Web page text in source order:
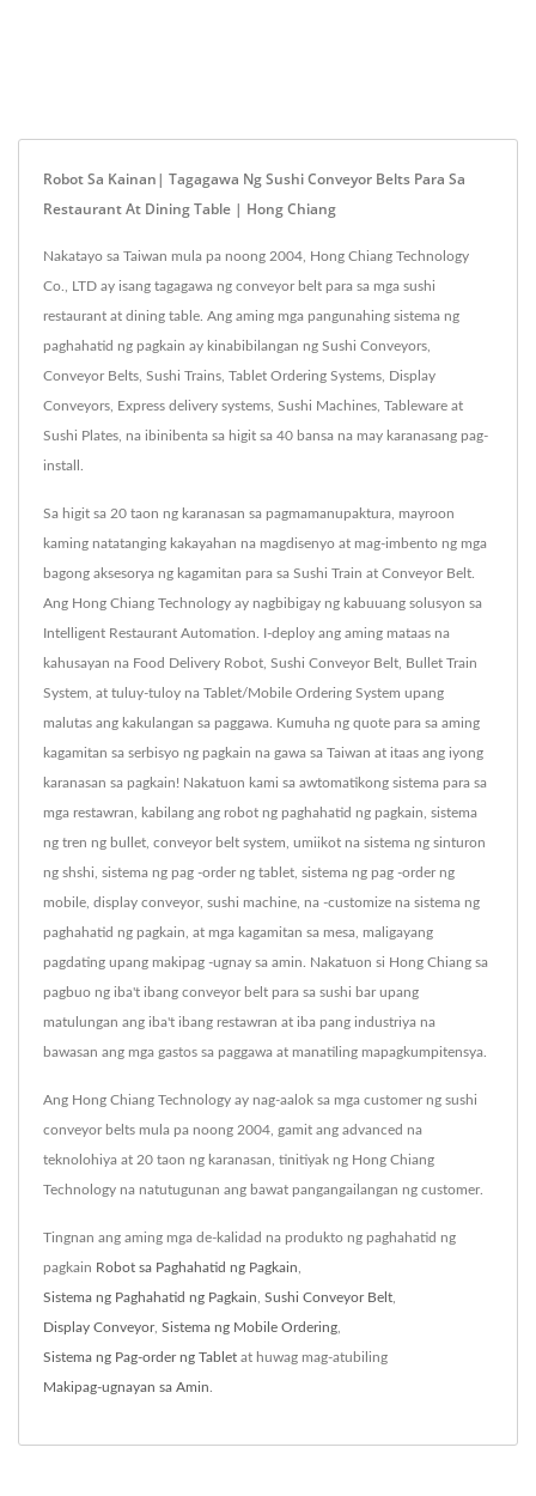
Robot Sa Kainan| Tagagawa Ng Sushi Conveyor Belts Para Sa
Restaurant At Dining Table | Hong Chiang
Nakatayo sa Taiwan mula pa noong 2004, Hong Chiang Technology
Co., LTD ay isang tagagawa ng conveyor belt para sa mga sushi
restaurant at dining table. Ang aming mga pangunahing sistema ng
paghahatid ng pagkain ay kinabibilangan ng Sushi Conveyors,
Conveyor Belts, Sushi Trains, Tablet Ordering Systems, Display
Conveyors, Express delivery systems, Sushi Machines, Tableware at
Sushi Plates, na ibinibenta sa higit sa 40 bansa na may karanasang pag-
install.
Sa higit sa 20 taon ng karanasan sa pagmamanupaktura, mayroon
kaming natatanging kakayahan na magdisenyo at mag-imbento ng mga
bagong aksesorya ng kagamitan para sa Sushi Train at Conveyor Belt.
Ang Hong Chiang Technology ay nagbibigay ng kabuuang solusyon sa
Intelligent Restaurant Automation. I-deploy ang aming mataas na
kahusayan na Food Delivery Robot, Sushi Conveyor Belt, Bullet Train
System, at tuluy-tuloy na Tablet/Mobile Ordering System upang
malutas ang kakulangan sa paggawa. Kumuha ng quote para sa aming
kagamitan sa serbisyo ng pagkain na gawa sa Taiwan at itaas ang iyong
karanasan sa pagkain! Nakatuon kami sa awtomatikong sistema para sa
mga restawran, kabilang ang robot ng paghahatid ng pagkain, sistema
ng tren ng bullet, conveyor belt system, umiikot na sistema ng sinturon
ng shshi, sistema ng pag -order ng tablet, sistema ng pag -order ng
mobile, display conveyor, sushi machine, na -customize na sistema ng
paghahatid ng pagkain, at mga kagamitan sa mesa, maligayang
pagdating upang makipag -ugnay sa amin. Nakatuon si Hong Chiang sa
pagbuo ng iba't ibang conveyor belt para sa sushi bar upang
matulungan ang iba't ibang restawran at iba pang industriya na
bawasan ang mga gastos sa paggawa at manatiling mapagkumpitensya.
Ang Hong Chiang Technology ay nag-aalok sa mga customer ng sushi
conveyor belts mula pa noong 2004, gamit ang advanced na
teknolohiya at 20 taon ng karanasan, tinitiyak ng Hong Chiang
Technology na natutugunan ang bawat pangangailangan ng customer.
Tingnan ang aming mga de-kalidad na produkto ng paghahatid ng
pagkain Robot sa Paghahatid ng Pagkain
Sistema ng Paghahatid ng Pagkain Sushi Conveyor Belt
Display Conveyor, Sistema ng Mobile Ordering
Sistema ng Pag-order ng Tablet at huwag mag-atubiling
Makipag-ugnayan sa Amin